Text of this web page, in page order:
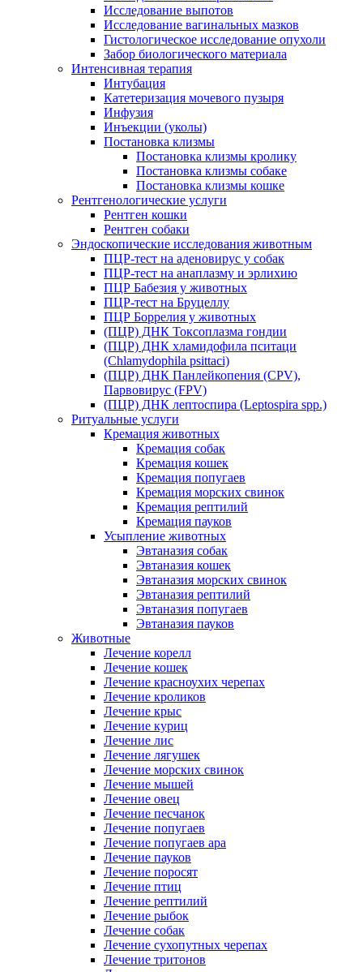
Исследование выпотов
Исследование вагинальных мазков
Гистологическое исследование опухоли
Забор биологического материала
Интенсивная терапия
Интубация
Катетеризация мочевого пузыря
Инфузия
Инъекции (уколы)
Постановка клизмы
Постановка клизмы кролику
Постановка клизмы собаке
Постановка клизмы кошке
Рентгенологические услуги
Рентген кошки
Рентген собаки
Эндоскопические исследования животным
ПЦР-тест на аденовирус у собак
ПЦР-тест на анаплазму и эрлихию
ПЦР Бабезия у животных
ПЦР-тест на Бруцеллу
ПЦР Боррелия у животных
(ПЦР) ДНК Токсоплазма гондии
(ПЦР) ДНК хламидофила пситаци
(Chlamydophila psittaci)
(ПЦР) ДНК Панлейкопения (CPV),
Парвовирус (FPV)
(ПЦР) ДНК лептоспира (Leptospira spp.)
Ритуальные услуги
Кремация животных
Кремация собак
Кремация кошек
Кремация попугаев
Кремация морских свинок
Кремация рептилий
Кремация пауков
Усыпление животных
Эвтаназия собак
Эвтаназия кошек
Эвтаназия морских свинок
Эвтаназия рептилий
Эвтаназия попугаев
Эвтаназия пауков
Животные
Лечение корелл
Лечение кошек
Лечение красноухих черепах
Лечение кроликов
Лечение крыс
Лечение куриц
Лечение лис
Лечение лягушек
Лечение морских свинок
Лечение мышей
Лечение овец
Лечение песчанок
Лечение попугаев
Лечение попугаев ара
Лечение пауков
Лечение поросят
Лечение птиц
Лечение рептилий
Лечение рыбок
Лечение собак
Лечение сухопутных черепах
Лечение тритонов